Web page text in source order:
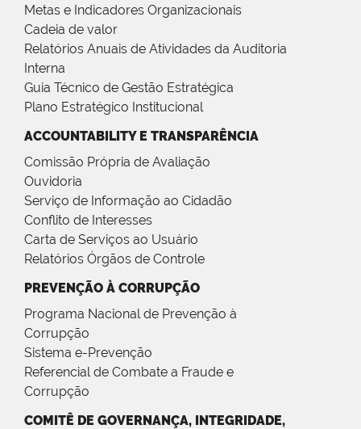
Metas e Indicadores Organizacionais
Cadeia de valor
Relatórios Anuais de Atividades da Auditoria
Interna
Guia Técnico de Gestão Estratégica
Plano Estratégico Institucional
ACCOUNTABILITY E TRANSPARÊNCIA
Comissão Própria de Avaliação
Ouvidoria
Serviço de Informação ao Cidadão
Conflito de Interesses
Carta de Serviços ao Usuário
Relatórios Órgãos de Controle
PREVENÇÃO À CORRUPÇÃO
Programa Nacional de Prevenção à
Corrupção
Sistema e-Prevenção
Referencial de Combate a Fraude e
Corrupção
COMITÊ DE GOVERNANÇA, INTEGRIDADE,